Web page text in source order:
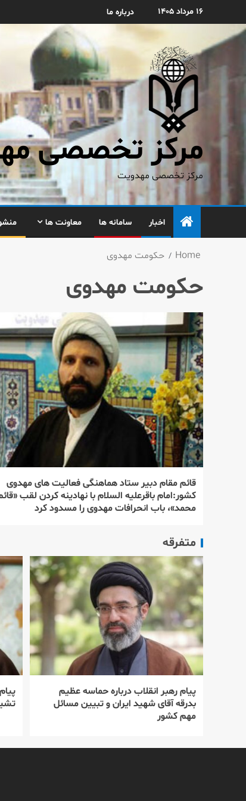
۱۶ مرداد ۱۴۰۵ درباره ما
مرکز تخصصی
مرکز تخصصی مهدویت
اخبار سامانه ها معاونت ها
Home حكومت مهدوی
حكومت مهدوی
قائم مقام دبیر ستاد هماهنگی فعالیت های مهدوی
كشور:امام باقرعلیه السلام با نهادینه كردن لقب
محمد»، باب انحرافات مهدوی را مسدود كرد
متفرقه
پیام رهبر انقلاب درباره حماسه عظیم
بدرقه آقای شهید ایران و تبیین مسائل
مهم کشور